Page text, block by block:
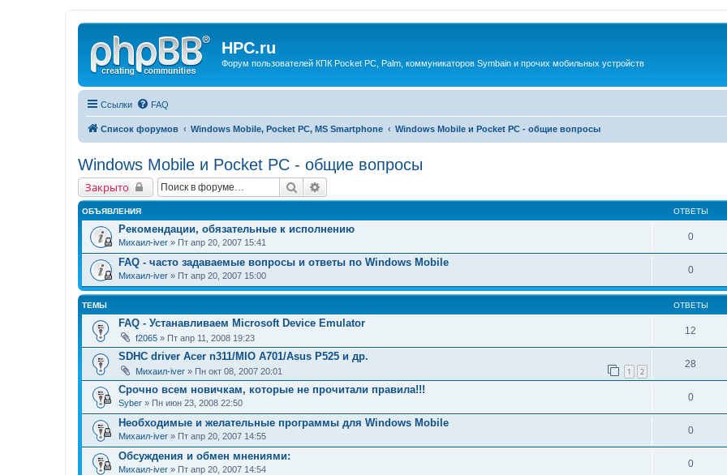
HPC.ru
Форум пользователей КПК Pocket PC, Palm, коммуникаторов Symbain и прочих мобильных устройств
Ссылки FAQ
Список форумов Windows Mobile, Pocket PC, MS Smartphone Windows Mobile и Pocket PC - общие вопросы
Windows Mobile и Pocket PC - общие вопросы
Закрыто Поиск
ОБЪЯВЛЕНИЯ ОТВЕТЫ
Рекомендации, обязательные к исполнению
Михаил-iver » Пт апр 20, 2007 15:41
0
FAQ - часто задаваемые вопросы и ответы по Windows Mobile
Михаил-iver » Пт апр 20, 2007 15:00
0
ТЕМЫ ОТВЕТЫ
FAQ - Устанавливаем Microsoft Device Emulator
f2065 » Пт апр 11, 2008 19:23
12
SDHC driver Acer n311/MIO A701/Asus P525 и др.
Михаил-iver » Пн окт 08, 2007 20:01 1 2
28
Срочно всем новичкам, которые не прочитали правила!!!
Syber » Пн июн 23, 2008 22:50
0
Необходимые и желательные программы для Windows Mobile
Михаил-iver » Пт апр 20, 2007 14:55
0
Обсуждения и обмен мнениями:
Михаил-iver » Пт апр 20, 2007 14:54
0